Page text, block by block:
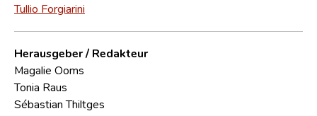
Tullio Forgiarini
Herausgeber / Redakteur
Magalie Ooms
Tonia Raus
Sébastian Thiltges